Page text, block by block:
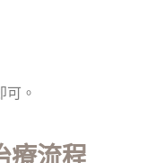
可。
療流程